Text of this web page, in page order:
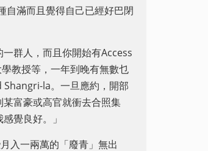
自滿而且覺得自己已經好巴閉
群人，而且你開始有Access
教授等，一年到晚有無數乜
la。一旦應約，開部
富豪或高官就衝去合照集
覺良好。」
入一兩萬的「廢青」無出